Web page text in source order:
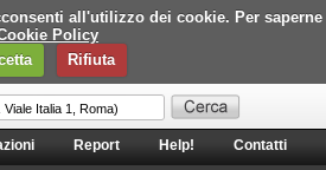
all'utilizzo dei cookie. Per
Policy
Rifiuta
Report Help! Contatti